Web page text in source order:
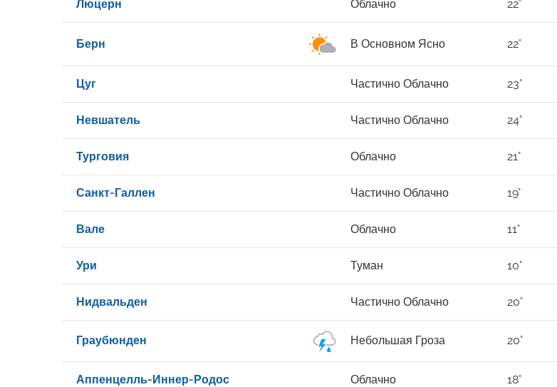
Люцерн Облачно 22°
Берн В Основном Ясно 22°
Цуг Частично Облачно 23°
Невшатель Частично Облачно 24°
Турговия Облачно 21°
Санкт-Галлен Частично Облачно 19°
Вале Облачно 11°
Ури Туман 10°
Нидвальден Частично Облачно 20°
Граубюнден Небольшая Гроза 20°
Аппенцелль-Иннер-Родос Облачно 18°